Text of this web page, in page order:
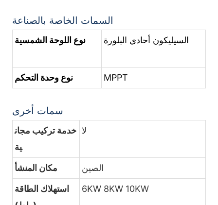
السمات الخاصة بالصناعة
نوع اللوحة الشمسية السيليكون أحادي البلورة
نوع وحدة التحكم MPPT
سمات أخرى
خدمة تركيب مجان
ية
لا
مكان المنشأ الصين
استهلاك الطاقة
6KW 8KW 10KW